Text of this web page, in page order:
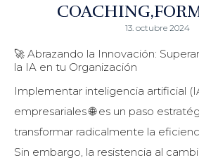
COACHING
13. octubre 2024
🚀 Abrazando la Innovación:
la IA en tu Organización
Implementar inteligencia artificial
empresariales 🌐 es un paso
transformar radicalmente la
Sin embargo, la resistencia al